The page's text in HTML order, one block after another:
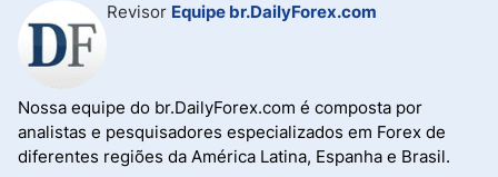
Revisor Equipe br.DailyForex.com
Nossa equipe do br.DailyForex.com é composta por
analistas e pesquisadores especializados em Forex de
diferentes regiões da América Latina, Espanha e Brasil.